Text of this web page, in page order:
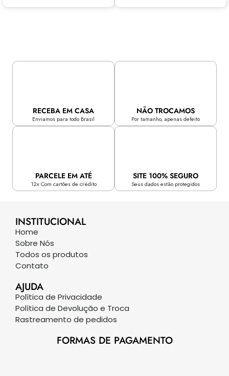
RECEBA EM CASA
Enviamos para todo Brasil
NÃO TROCAMOS
Por tamanho, apenas defeito
PARCELE EM ATÉ
12x Com cartões de crédito
SITE 100% SEGURO
Seus dados estão protegidos
INSTITUCIONAL
Home
Sobre Nós
Todos os produtos
Contato
AJUDA
Política de Privacidade
Política de Devolução e Troca
Rastreamento de pedidos
FORMAS DE PAGAMENTO